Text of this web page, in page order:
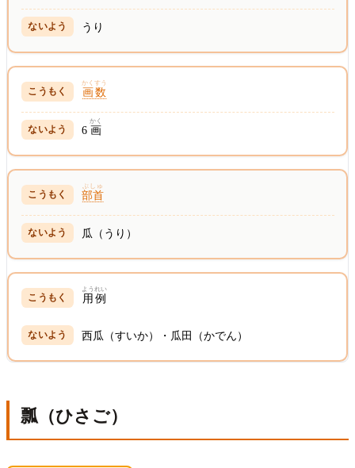
うり
画数
かくすう
6 画
かく
部首
ぶしゅ
瓜（うり）
用例
ようれい
西瓜（すいか）・瓜田（かでん）
瓢（ひさご）